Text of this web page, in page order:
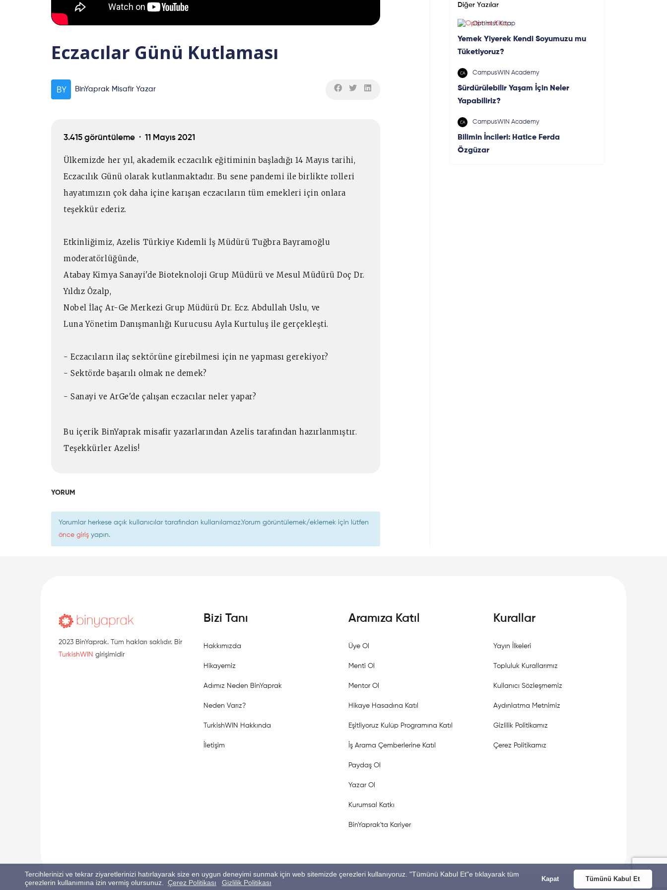
Tercihlerinizi ve tekrar ziyaretlerinizi hatırlayarak size en uygun deneyimi sunmak için web sitemizde çerezleri kullanıyoruz. "Tümünü Kabul Et"e tıklayarak tüm
çerezlerin kullanımına izin vermiş olursunuz.
Çerez Politikası Gizlilik Politikası Kapat Tümünü Kabul Et
Eczacılar Günü Kutlaması
BinYaprak Misafir Yazar
3.415 görüntüleme · 11 Mayıs 2021
Ülkemizde her yıl, akademik eczacılık eğitiminin başladığı 14 Mayıs tarihi,
Eczacılık Günü olarak kutlanmaktadır. Bu sene pandemi ile birlikte rolleri
hayatımızın çok daha içine karışan eczacıların tüm emekleri için onlara
teşekkür ederiz.
Etkinliğimiz, Azelis Türkiye Kıdemli İş Müdürü Tuğbra Bayramoğlu
moderatörlüğünde,
Atabay Kimya Sanayi'de Bioteknoloji Grup Müdürü ve Mesul Müdürü Doç Dr.
Yıldız Özalp,
Nobel İlaç Ar-Ge Merkezi Grup Müdürü Dr. Ecz. Abdullah Uslu, ve
Luna Yönetim Danışmanlığı Kurucusu Ayla Kurtuluş ile gerçekleşti.
- Eczacıların ilaç sektörüne girebilmesi için ne yapması gerekiyor?
- Sektörde başarılı olmak ne demek?
- Sanayi ve ArGe'de çalışan eczacılar neler yapar?
Bu içerik BinYaprak misafir yazarlarından Azelis tarafından hazırlanmıştır.
Teşekkürler Azelis!
YORUM
Yorumlar herkese açık kullanıcılar tarafından kullanılamaz.Yorum görüntülemek/eklemek için lütfen
önce giriş yapın.
Diğer Yazılar
Optimist Kitap
Yemek Yiyerek Kendi Soyumuzu mu
Tüketiyoruz?
CampusWIN Academy
Sürdürülebilir Yaşam İçin Neler
Yapabiliriz?
CampusWIN Academy
Bilimin İncileri: Hatice Ferda
Özgüzar
2023 BinYaprak. Tüm hakları saklıdır. Bir
TurkishWIN girişimidir
Bizi Tanı
Hakkımızda
Hikayemiz
Adımız Neden BinYaprak
Neden Varız?
TurkishWIN Hakkında
İletişim
Aramıza Katıl
Üye Ol
Menti Ol
Mentor Ol
Hikaye Hasadına Katıl
Eşitliyoruz Kulüp Programına Katıl
İş Arama Çemberlerine Katıl
Paydaş Ol
Yazar Ol
Kurumsal Katkı
BinYaprak'ta Kariyer
Kurallar
Yayın İlkeleri
Topluluk Kurallarımız
Kullanıcı Sözleşmemiz
Aydınlatma Metnimiz
Gizlilik Politikamız
Çerez Politikamız